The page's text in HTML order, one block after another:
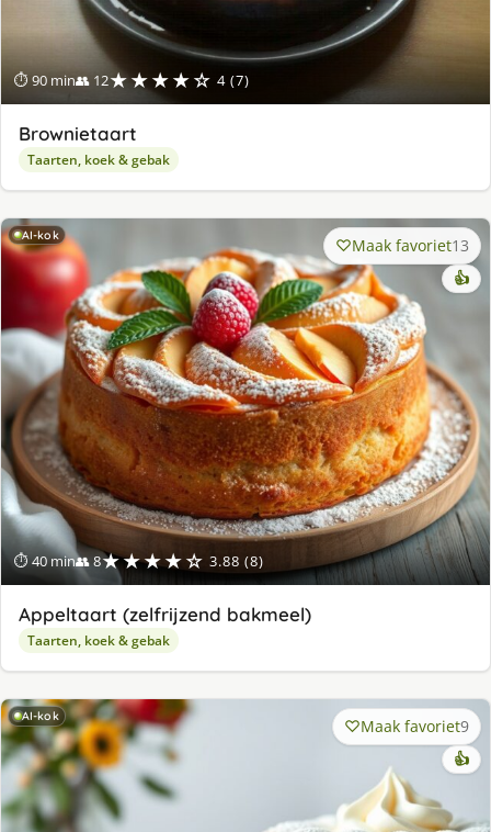
⏱ 90 min👥 12★★★★☆ 4 (7)
Brownietaart
Taarten, koek & gebak
AI-kok
⏱ 40 min👥 8★★★★☆ 3.88 (8)
Maak favoriet13
👍
Appeltaart (zelfrijzend bakmeel)
Taarten, koek & gebak
AI-kok Maak favoriet9
👍